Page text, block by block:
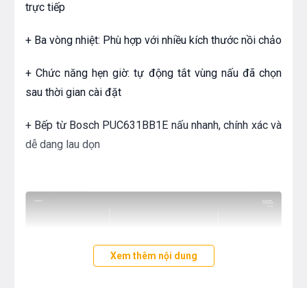
trực tiếp
+ Ba vòng nhiệt: Phù hợp với nhiều kích thước nồi chảo
+ Chức năng hẹn giờ: tự động tắt vùng nấu đã chọn
sau thời gian cài đặt
+ Bếp từ Bosch PUC631BB1E nấu nhanh, chính xác và
dễ dang lau dọn
Xem thêm nội dung